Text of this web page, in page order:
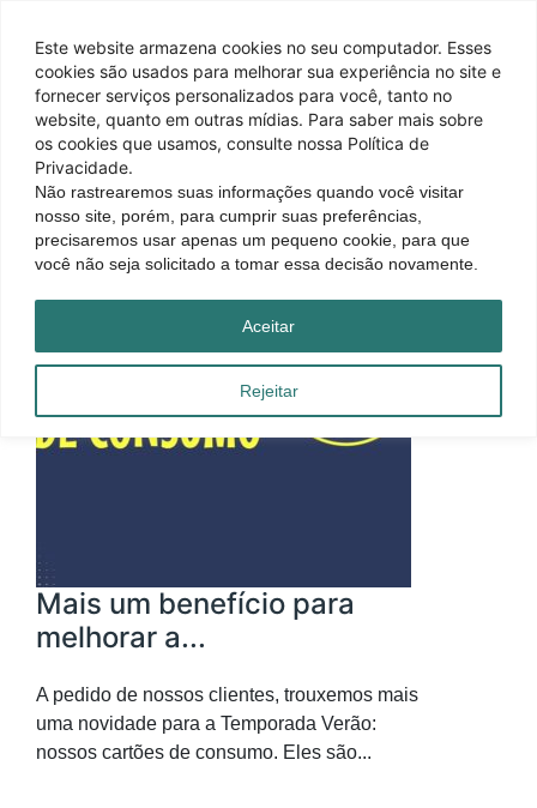
Este website armazena cookies no seu computador. Esses
cookies são usados ​​para melhorar sua experiência no site e
fornecer serviços personalizados para você, tanto no
website, quanto em outras mídias. Para saber mais sobre
os cookies que usamos, consulte nossa Política de
Privacidade.
Não rastrearemos suas informações quando você visitar
nosso site, porém, para cumprir suas preferências,
precisaremos usar apenas um pequeno cookie, para que
você não seja solicitado a tomar essa decisão novamente.
Rejeitar
Aceitar
Mais um benefício para
melhorar a...
A pedido de nossos clientes, trouxemos mais
uma novidade para a Temporada Verão:
nossos cartões de consumo. Eles são...